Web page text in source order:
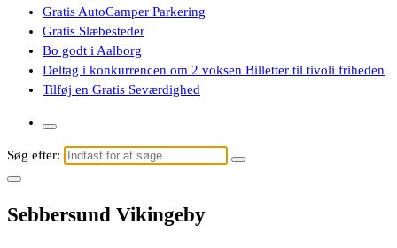
Gratis AutoCamper Parkering
Gratis Slæbesteder
Bo godt i Aalborg
Deltag i konkurrencen om 2 voksen Billetter til tivoli friheden
Tilføj en Gratis Seværdighed
Søg efter:
Sebbersund Vikingeby